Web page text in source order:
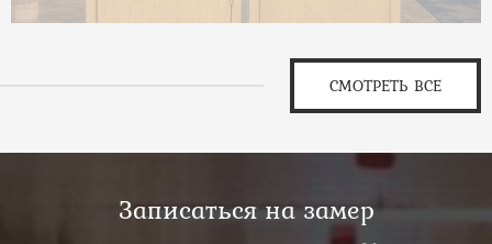
СМОТРЕТЬ ВСЕ
Записаться на замер